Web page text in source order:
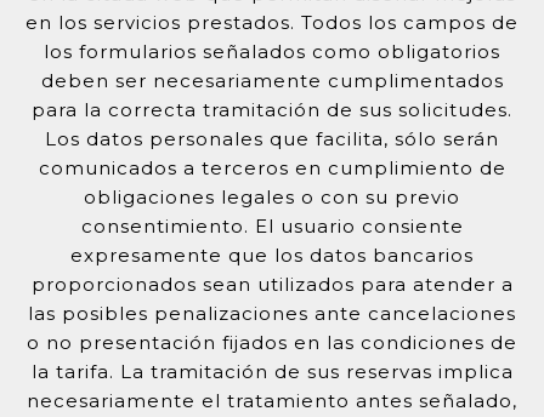
en los servicios prestados. Todos los campos de
los formularios señalados como obligatorios
deben ser necesariamente cumplimentados
para la correcta tramitación de sus solicitudes.
Los datos personales que facilita, sólo serán
comunicados a terceros en cumplimiento de
obligaciones legales o con su previo
consentimiento. El usuario consiente
expresamente que los datos bancarios
proporcionados sean utilizados para atender a
las posibles penalizaciones ante cancelaciones
o no presentación fijados en las condiciones de
la tarifa. La tramitación de sus reservas implica
necesariamente el tratamiento antes señalado,